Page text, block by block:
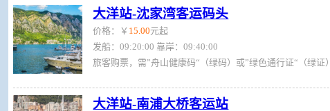
大洋站-沈家湾客运码头
价格：￥ 15.00元起
发船：09:20:00 靠岸：09:40:00
旅客购票，需”舟山健康码“（绿码）或”绿色通行证“（绿证）
大洋站-南浦大桥客运站